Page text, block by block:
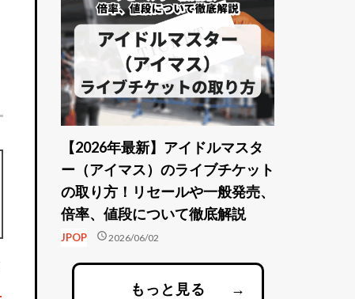
【2026年最新】アイドルマスタ
ー（アイマス）のライブチケット
の取り方！リセールや一般発売、
倍率、値段について徹底解説
JPOP schedule2026/06/02
もっと見る →